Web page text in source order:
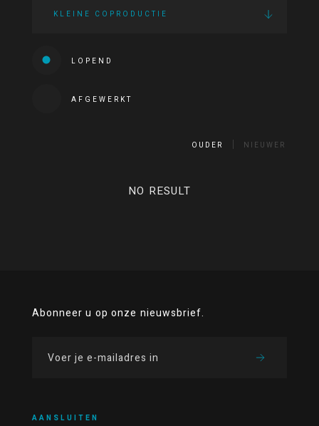
KLEINE COPRODUCTIE
LOPEND
AFGEWERKT
OUDER NIEUWER
NO RESULT
Abonneer u op onze nieuwsbrief.
AANSLUITEN